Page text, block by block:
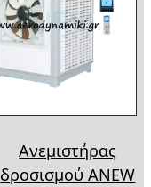
Ανεμιστήρας
δροσισμού ANEW